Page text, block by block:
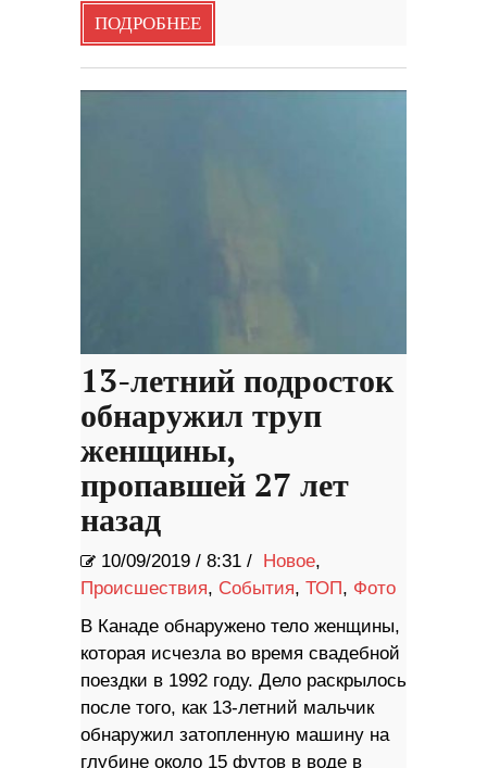
ПОДРОБНЕЕ
13-летний подросток
обнаружил труп
женщины,
пропавшей 27 лет
назад
10/09/2019 / 8:31 / Новое,
Происшествия, События, ТОП, Фото
В Канаде обнаружено тело женщины,
которая исчезла во время свадебной
поездки в 1992 году. Дело раскрылось
после того, как 13-летний мальчик
обнаружил затопленную машину на
глубине около 15 футов в воде в